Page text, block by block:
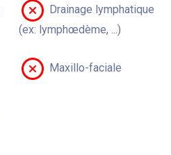
Drainage lymphatique
(ex: lymphœdème, ...)
Maxillo-faciale